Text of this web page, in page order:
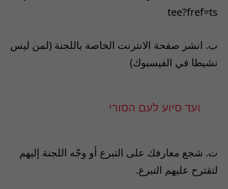
tee?fref=ts
ب‌. انشر صفحة الانترنت الخاصة باللجنة (لمن ليس
نشيطا في الفيسبوك)
ועד סיוע לעם הסורי
ت‌. شجع معارفك على التبرع أو وجّه اللجنة إليهم
لتقترح عليهم التبرع.